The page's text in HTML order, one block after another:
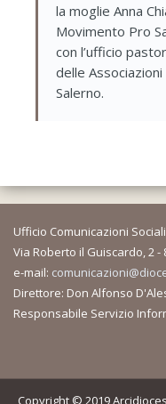
la moglie Anna
Movimento Pro
con l’ufficio
delle Associazioni
Salerno.
Ufficio Comunicazioni Sociali
Via Roberto il Guiscardo, 2 -
e-mail:
Direttore: Don Alfonso
Responsabile Servizio
Copyright © 2019